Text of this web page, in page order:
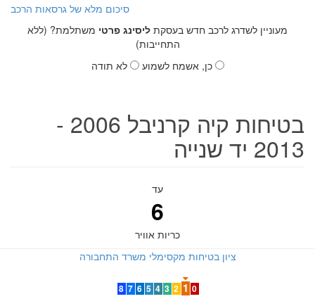
סיכום מלא של גרסאות הרכב
מעוניין לשדרג לרכב חדש בעסקת ליסינג פרטי משתלמת? (ללא
התחייבות)
כן, אשמח לשמוע
לא תודה
בטיחות קיה קרניבל 2006 -
2013 יד שנייה
עד
6
כריות אוויר
ציון בטיחות מקסימלי משרד התחבורה
0
1
2
3
4
5
6
7
8